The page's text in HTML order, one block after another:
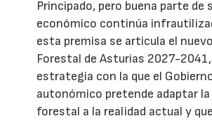
Principado, pero buena parte de
económico continúa
esta premisa se articula el
Forestal de Asturias 2027-
estrategia con la que el
autonómico pretende adaptar
forestal a la realidad actual y